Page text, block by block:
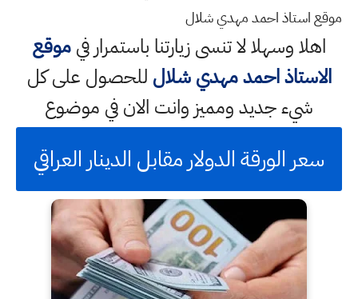
موقع استاذ احمد مهدي شلال
اهلا وسهلالا تنسى زيارتنا باستمرار فيموقع
الاستاذ احمد مهدي شلال للحصول على كل
شيء جديد ومميز وانت الان في موضوع
سعر الورقة الدولار مقابل الدينار العراقي